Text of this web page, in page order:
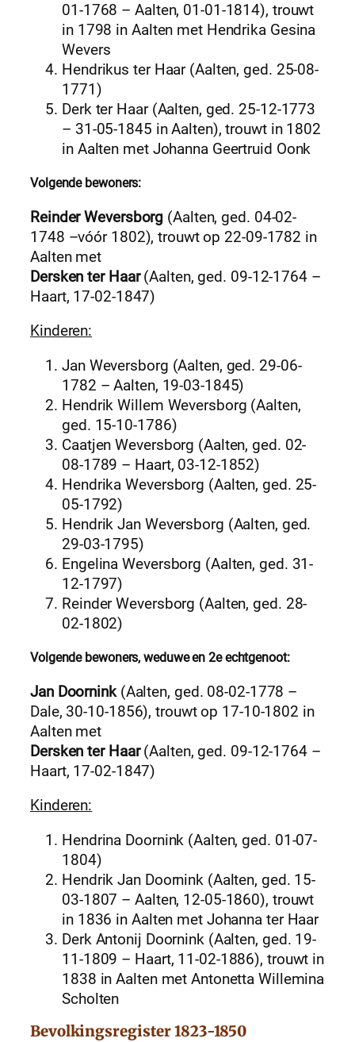
01-1768 – Aalten, 01-01-1814), trouwt
in 1798 in Aalten met Hendrika Gesina
Wevers
Hendrikus ter Haar (Aalten, ged. 25-08-
1771)
Derk ter Haar (Aalten, ged. 25-12-1773
– 31-05-1845 in Aalten), trouwt in 1802
in Aalten met Johanna Geertruid Oonk
Volgende bewoners:
Reinder Weversborg (Aalten, ged. 04-02-
1748 –vóór 1802), trouwt op 22-09-1782 in
Aalten met
Dersken ter Haar(Aalten, ged. 09-12-1764 –
Haart, 17-02-1847)
Kinderen:
Jan Weversborg (Aalten, ged. 29-06-
1782 – Aalten, 19-03-1845)
Hendrik Willem Weversborg (Aalten,
ged. 15-10-1786)
Caatjen Weversborg (Aalten, ged. 02-
08-1789 – Haart, 03-12-1852)
Hendrika Weversborg (Aalten, ged. 25-
05-1792)
Hendrik Jan Weversborg (Aalten, ged.
29-03-1795)
Engelina Weversborg (Aalten, ged. 31-
12-1797)
Reinder Weversborg (Aalten, ged. 28-
02-1802)
Volgende bewoners, weduwe en 2e echtgenoot:
Jan Doornink(Aalten, ged. 08-02-1778 –
Dale, 30-10-1856), trouwt op 17-10-1802 in
Aalten met
Dersken ter Haar(Aalten, ged. 09-12-1764 –
Haart, 17-02-1847)
Kinderen:
Hendrina Doornink (Aalten, ged. 01-07-
1804)
Hendrik Jan Doornink (Aalten, ged. 15-
03-1807 – Aalten, 12-05-1860), trouwt
in 1836 in Aalten met Johanna ter Haar
Derk Antonij Doornink (Aalten, ged. 19-
11-1809 – Haart, 11-02-1886), trouwt in
1838 in Aalten met Antonetta Willemina
Scholten
Bevolkingsregister 1823-1850